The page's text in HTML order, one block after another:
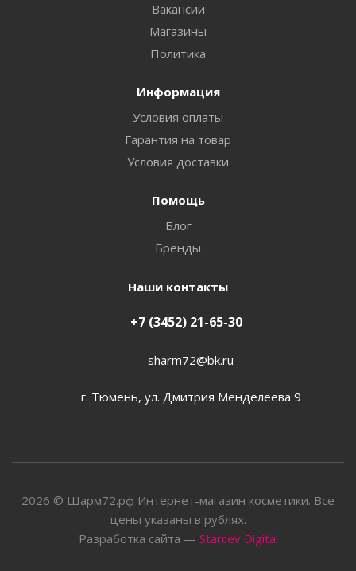
Вакансии
Магазины
Политика
Информация
Условия оплаты
Гарантия на товар
Условия доставки
Помощь
Блог
Бренды
Наши контакты
+7 (3452) 21-65-30
sharm72@bk.ru
г. Тюмень, ул. Дмитрия Менделеева 9
2026 © Шарм72.рф Интернет-магазин косметики. Все
цены указаны в рублях.
Разработка сайта — Starcev Digital